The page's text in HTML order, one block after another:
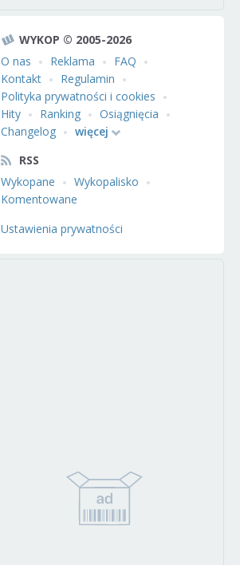
WYKOP © 2005-2026
O nas
Reklama
FAQ
Kontakt
Regulamin
Polityka prywatności i cookies
Hity
Ranking
Osiągnięcia
Changelog
więcej
RSS
Wykopane
Wykopalisko
Komentowane
Ustawienia prywatności